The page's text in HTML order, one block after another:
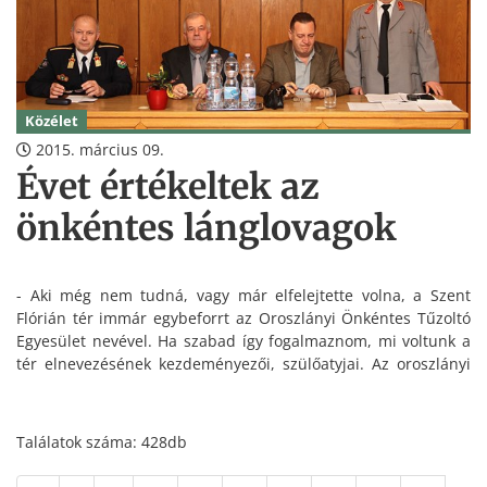
Közélet
2015. március 09.
Évet értékeltek az
önkéntes lánglovagok
- Aki még nem tudná, vagy már elfelejtette volna, a Szent
Flórián tér immár egybeforrt az Oroszlányi Önkéntes Tűzoltó
Egyesület nevével. Ha szabad így fogalmaznom, mi voltunk a
tér elnevezésének kezdeményezői, szülőatyjai. Az oroszlányi
közterületei közé emelni – fogalmazott pénteken Tyukodi
József az egyesület vezetője, a közösség éves közgyűlésén,
amelyen megjelent Kelkó Balázs tűzoltó alezredes, a
Találatok száma: 428db